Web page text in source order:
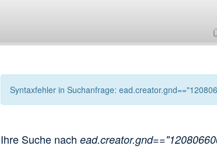
Syntaxfehler in Suchanfrage:
Ihre Suche nach